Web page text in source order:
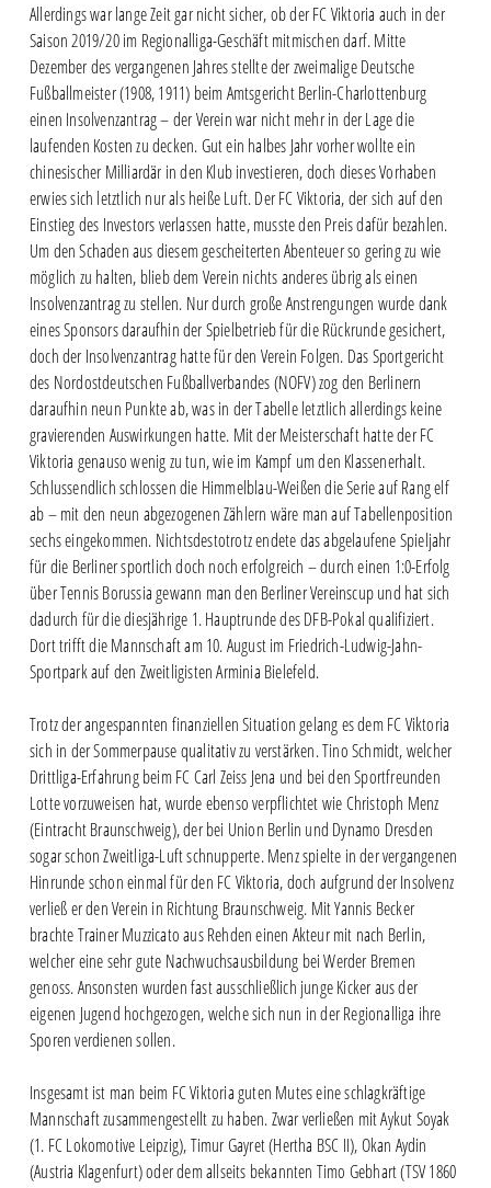
Allerdings war lange Zeit gar nicht sicher, ob der FC Viktoria auch in der
Saison 2019/20 im Regionalliga-Geschäft mitmischen darf. Mitte
Dezember des vergangenen Jahres stellte der zweimalige Deutsche
Fußballmeister (1908, 1911) beim Amtsgericht Berlin-Charlottenburg
einen Insolvenzantrag – der Verein war nicht mehr in der Lage die
laufenden Kosten zu decken. Gut ein halbes Jahr vorher wollte ein
chinesischer Milliardär in den Klub investieren, doch dieses Vorhaben
erwies sich letztlich nur als heiße Luft. Der FC Viktoria, der sich auf den
Einstieg des Investors verlassen hatte, musste den Preis dafür bezahlen.
Um den Schaden aus diesem gescheiterten Abenteuer so gering zu wie
möglich zu halten, blieb dem Verein nichts anderes übrig als einen
Insolvenzantrag zu stellen. Nur durch große Anstrengungen wurde dank
eines Sponsors daraufhin der Spielbetrieb für die Rückrunde gesichert,
doch der Insolvenzantrag hatte für den Verein Folgen. Das Sportgericht
des Nordostdeutschen Fußballverbandes (NOFV) zog den Berlinern
daraufhin neun Punkte ab, was in der Tabelle letztlich allerdings keine
gravierenden Auswirkungen hatte. Mit der Meisterschaft hatte der FC
Viktoria genauso wenig zu tun, wie im Kampf um den Klassenerhalt.
Schlussendlich schlossen die Himmelblau-Weißen die Serie auf Rang elf
ab – mit den neun abgezogenen Zählern wäre man auf Tabellenposition
sechs eingekommen. Nichtsdestotrotz endete das abgelaufene Spieljahr
für die Berliner sportlich doch noch erfolgreich – durch einen 1:0-Erfolg
über Tennis Borussia gewann man den Berliner Vereinscup und hat sich
dadurch für die diesjährige 1. Hauptrunde des DFB-Pokal qualifiziert.
Dort trifft die Mannschaft am 10. August im Friedrich-Ludwig-Jahn-
Sportpark auf den Zweitligisten Arminia Bielefeld.
Trotz der angespannten finanziellen Situation gelang es dem FC Viktoria
sich in der Sommerpause qualitativ zu verstärken. Tino Schmidt, welcher
Drittliga-Erfahrung beim FC Carl Zeiss Jena und bei den Sportfreunden
Lotte vorzuweisen hat, wurde ebenso verpflichtet wie Christoph Menz
(Eintracht Braunschweig), der bei Union Berlin und Dynamo Dresden
sogar schon Zweitliga-Luft schnupperte. Menz spielte in der vergangenen
Hinrunde schon einmal für den FC Viktoria, doch aufgrund der Insolvenz
verließ er den Verein in Richtung Braunschweig. Mit Yannis Becker
brachte Trainer Muzzicato aus Rehden einen Akteur mit nach Berlin,
welcher eine sehr gute Nachwuchsausbildung bei Werder Bremen
genoss. Ansonsten wurden fast ausschließlich junge Kicker aus der
eigenen Jugend hochgezogen, welche sich nun in der Regionalliga ihre
Sporen verdienen sollen.
Insgesamt ist man beim FC Viktoria guten Mutes eine schlagkräftige
Mannschaft zusammengestellt zu haben. Zwar verließen mit Aykut Soyak
(1. FC Lokomotive Leipzig), Timur Gayret (Hertha BSC II), Okan Aydin
(Austria Klagenfurt) oder dem allseits bekannten Timo Gebhart (TSV 1860